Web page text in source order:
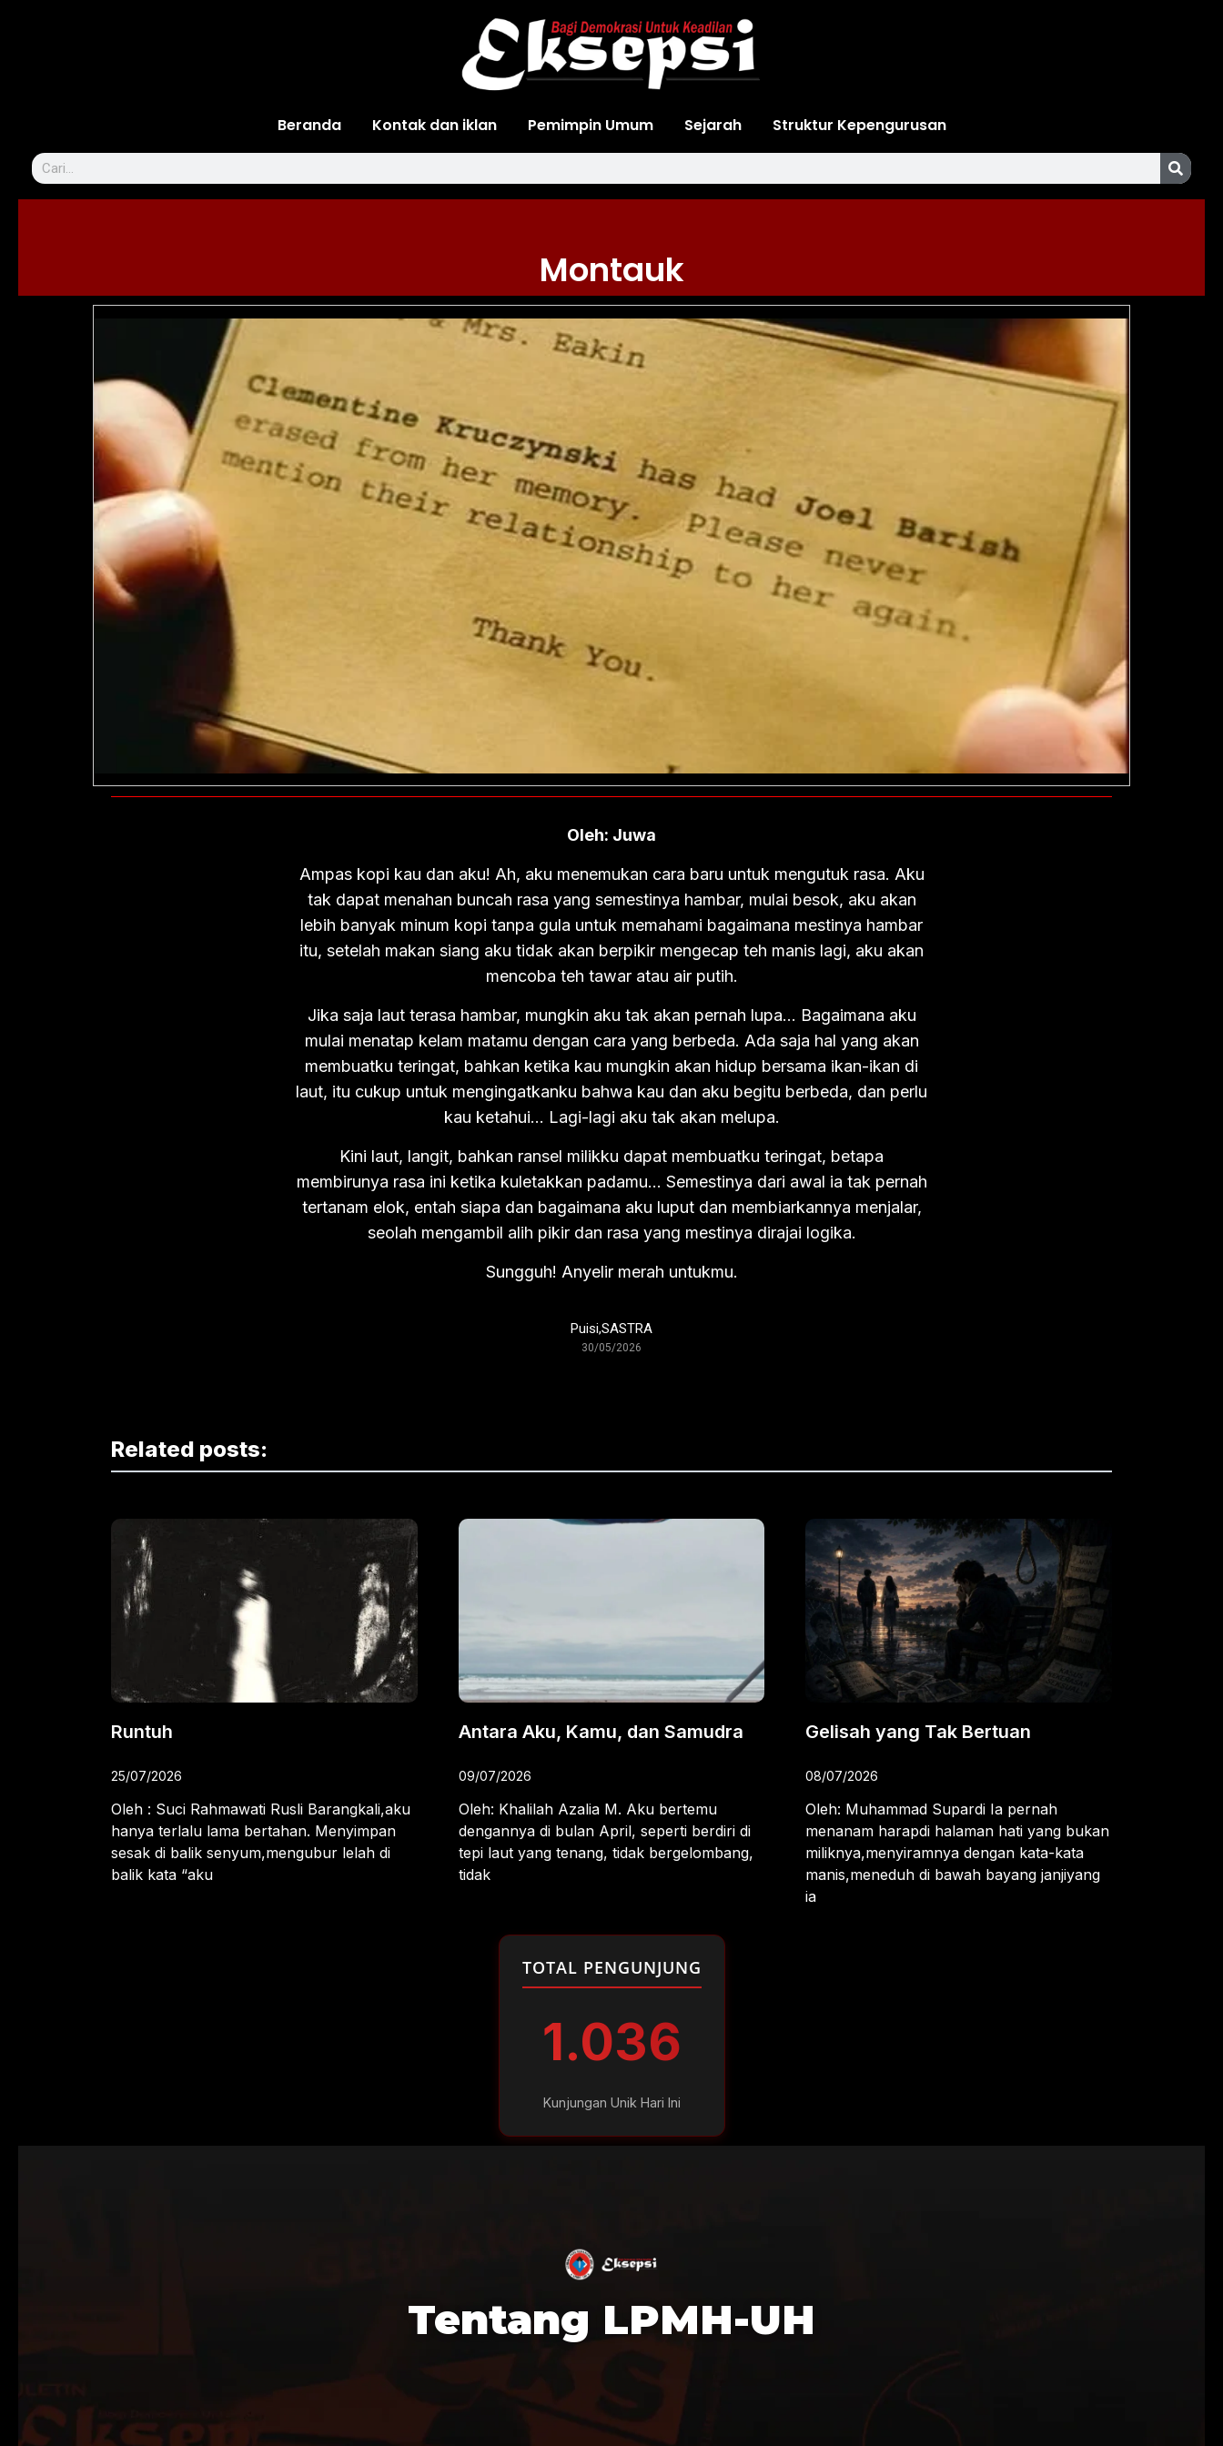
Beranda Kontak dan iklan Pemimpin Umum Sejarah Struktur Kepengurusan
Montauk
Oleh: Juwa
Ampas kopi kau dan aku! Ah, aku menemukan cara baru untuk mengutuk rasa. Aku
tak dapat menahan buncah rasa yang semestinya hambar, mulai besok, aku akan
lebih banyak minum kopi tanpa gula untuk memahami bagaimana mestinya hambar
itu, setelah makan siang aku tidak akan berpikir mengecap teh manis lagi, aku akan
mencoba teh tawar atau air putih.
Jika saja laut terasa hambar, mungkin aku tak akan pernah lupa… Bagaimana aku
mulai menatap kelam matamu dengan cara yang berbeda. Ada saja hal yang akan
membuatku teringat, bahkan ketika kau mungkin akan hidup bersama ikan-ikan di
laut, itu cukup untuk mengingatkanku bahwa kau dan aku begitu berbeda, dan perlu
kau ketahui… Lagi-lagi aku tak akan melupa.
Kini laut, langit, bahkan ransel milikku dapat membuatku teringat, betapa
membirunya rasa ini ketika kuletakkan padamu… Semestinya dari awal ia tak pernah
tertanam elok, entah siapa dan bagaimana aku luput dan membiarkannya menjalar,
seolah mengambil alih pikir dan rasa yang mestinya dirajai logika.
Sungguh! Anyelir merah untukmu.
Puisi,SASTRA
30/05/2026
Related posts:
Runtuh
25/07/2026
Oleh : Suci Rahmawati Rusli Barangkali,aku
hanya terlalu lama bertahan. Menyimpan
sesak di balik senyum,mengubur lelah di
balik kata “aku
Antara Aku, Kamu, dan Samudra
09/07/2026
Oleh: Khalilah Azalia M. Aku bertemu
dengannya di bulan April, seperti berdiri di
tepi laut yang tenang, tidak bergelombang,
tidak
Gelisah yang Tak Bertuan
08/07/2026
Oleh: Muhammad Supardi Ia pernah
menanam harapdi halaman hati yang bukan
miliknya,menyiramnya dengan kata-kata
manis,meneduh di bawah bayang janjiyang
ia
TOTAL PENGUNJUNG
1.036
Kunjungan Unik Hari Ini
Tentang LPMH-UH